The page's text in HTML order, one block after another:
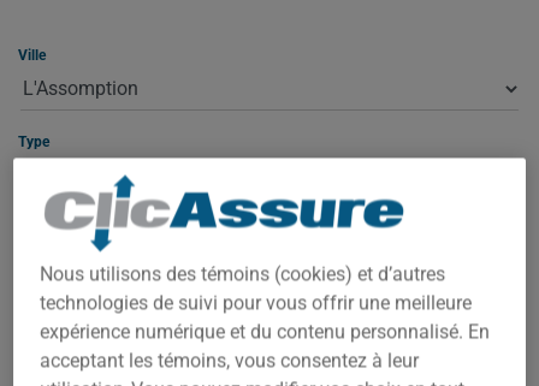
Ville
Type
ASSURANCE HABITATION À
L'ASSOMPTION
À L'Assomption, votre prime dépend de plusieurs facteurs : la
valeur de la propriété, le code postal exact, l'année de
Nous utilisons des témoins (cookies) et d’autres
technologies de suivi pour vous offrir une meilleure
expérience numérique et du contenu personnalisé. En
acceptant les témoins, vous consentez à leur